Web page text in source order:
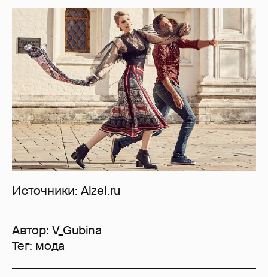
Источники: Aizel.ru
Автор: V_Gubina
Тег: мода